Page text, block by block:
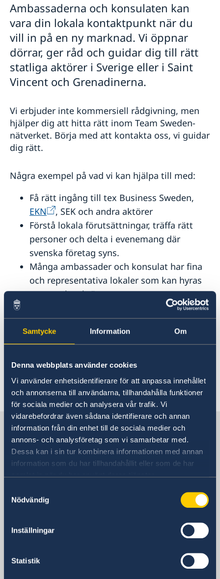
Samtycke Information Om
Denna webbplats använder cookies
Vi använder enhetsidentifierare för att anpassa innehållet
och annonserna till användarna, tillhandahålla funktioner
för sociala medier och analysera vår trafik. Vi
vidarebefordrar även sådana identifierare och annan
information från din enhet till de sociala medier och
annons- och analysföretag som vi samarbetar med.
Dessa kan i sin tur kombinera informationen med annan
information som du har tillhandahållit eller som de har
samlat in när du har använt deras tjänster.
Nödvändig
Inställningar
Statistik
Vi är en resurs för svenska företag
Team Sweden
Så kan du få stöd
Svenska företag i Saint Vincent och Grenadinerna
Anmäl handelshinder
Ambassaderna och konsulaten kan
vara din lokala kontaktpunkt när du
vill in på en ny marknad. Vi öppnar
dörrar, ger råd och guidar dig till rätt
statliga aktörer i Sverige eller i Saint
Vincent och Grenadinerna.
Vi erbjuder inte kommersiell rådgivning, men
hjälper dig att hitta rätt inom Team Sweden-
nätverket. Börja med att kontakta oss, vi guidar
dig rätt.
Några exempel på vad vi kan hjälpa till med:
Få rätt ingång till tex Business Sweden,
EKN
, SEK och andra aktörer
Förstå lokala förutsättningar, träffa rätt
personer och delta i evenemang där
svenska företag syns.
Många ambassader och konsulat har fina
och representativa lokaler som kan hyras
av svenska aktörer .
Sverigebilden utomlands arbetar vi med
breda projekt som ofta inkluderar svenska
företag – hör av dig så berättar vi mer.
Senast uppdaterad 08 jan. 2026, 08.32
Sverige i Karibien
Sveriges ambassad
(Stockholmsbaserad)
Besöksadress
De Stockholmsbaserade
besökare. Kontakta oss via epost eller
Postadress